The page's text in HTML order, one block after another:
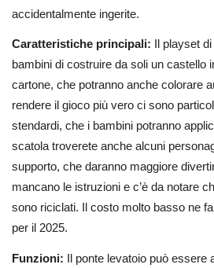
accidentalmente ingerite.
Caratteristiche principali: Il playset
bambini di costruire da soli un castello
cartone, che potranno anche colorare
rendere il gioco più vero ci sono
stendardi, che i bambini potranno
scatola troverete anche alcuni
supporto, che daranno maggiore
mancano le istruzioni e c’è da notare
sono riciclati. Il costo molto basso ne
per il 2025.
Funzioni: Il ponte levatoio può essere